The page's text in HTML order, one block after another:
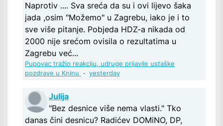
Naprotiv .... Sva sreća da su i ovi lijevo šaka
jada ,osim "Možemo" u Zagrebu, iako je i to
sve više pitanje. Pobjeda HDZ-a nikada od
2000 nije srećom ovisila o rezultatima u
Zagrebu već...
Pupovac tražio reakciju, udruge prijavile ustaške
pozdrave u Kninu
· yesterday
Julija
"Bez desnice više nema vlasti." Tko
danas čini desnicu? Radićev DOMiNO, DP,